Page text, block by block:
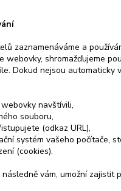
zaznamenáváme a
webovky, shromažďujeme
Dokud nejsou automaticky
navštívili,
souboru,
(odkaz URL),
systém vašeho počítače,
(cookies).
vám, umožní